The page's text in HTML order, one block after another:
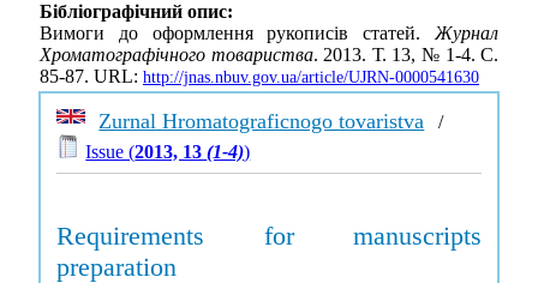
Бібліографічний опис:
Вимоги до оформлення рукописів статей.Журнал
Хроматографічного товариства. 2013. Т. 13, № 1-4. С.
85-87. URL: http://jnas.nbuv.gov.ua/article/UJRN-0000541630
Zurnal Hromatograficnogo tovaristva /
Issue (2013, 13(1-4))
Requirements for manuscripts
preparation